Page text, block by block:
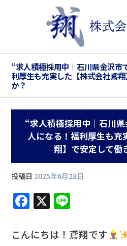
“求人積極採用中｜石川県金沢市
利厚生も充実した【株式会社鳶
か？
“求人積極採用中｜石川
人になる！福利厚生も充
翔】で安定して働
投稿日 2025年6月28日
F
a
c
X
e
こんにちは！鳶翔です